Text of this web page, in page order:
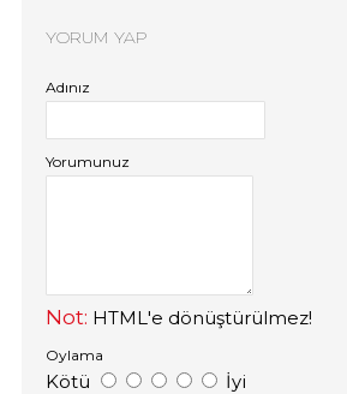
YORUM YAP
Adınız
Yorumunuz
Not: HTML'e dönüştürülmez!
Oylama
Kötü İyi